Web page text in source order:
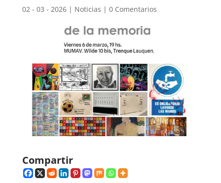
02 - 03 - 2026| Noticias | 0 Comentarios
Compartir